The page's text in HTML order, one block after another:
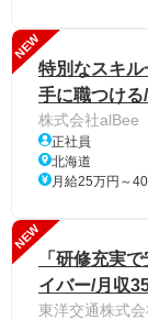
NEW
特別なスキ
手に職つけ
株式会社alBee
正社員
北海道
月給25万円～
NEW
「研修充実
イバー/月収
東洋交通株式会